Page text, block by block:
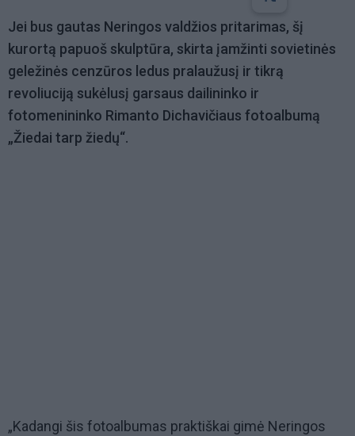
Jei bus gautas Neringos valdžios pritarimas, šį
kurortą papuoš skulptūra, skirta įamžinti sovietinės
geležinės cenzūros ledus pralaužusį ir tikrą
revoliuciją sukėlusį garsaus dailininko ir
fotomenininko Rimanto Dichavičiaus fotoalbumą
„Žiedai tarp žiedų“.
„Kadangi šis fotoalbumas praktiškai gimė Neringos